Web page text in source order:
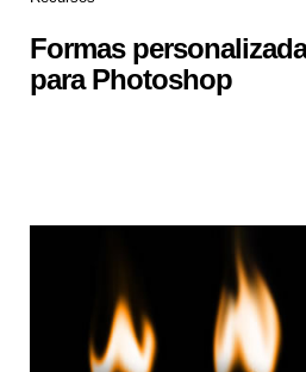
Formas
para Photoshop